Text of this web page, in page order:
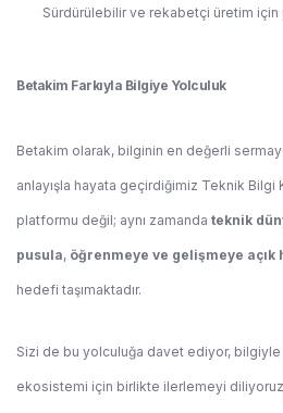
Sürdürülebilir ve rekabetçi üretim
Betakim Farkıyla Bilgiye Yolculuk
Betakim olarak, bilginin en değerli
anlayışla hayata geçirdiğimiz Teknik Bilgi
platformu değil; aynı zamanda teknik
pusula, öğrenmeye ve gelişmeye
hedefi taşımaktadır.
Sizi de bu yolculuğa davet ediyor,
ekosistemi için birlikte ilerlemeyi